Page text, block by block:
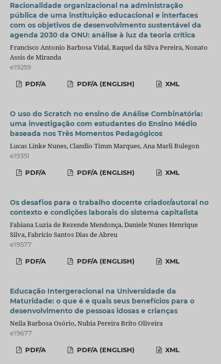
Racionalidade organizacional na administração
pública de uma instituição educacional e interfaces
com os objetivos de desenvolvimento sustentável da
agenda 2030 da ONU: análise à luz da teoria crítica
Francisco Antonio Barbosa Vidal, Raquel da Silva Pereira, Nonato
Assis de Miranda
e19259
PDF/A PDF/A (ENGLISH) XML
O uso do Scratch no ensino de Análise Combinatória:
uma investigação com estudantes do Ensino Médio
baseada nos Três Momentos Pedagógicos
Lucas Linke Nunes, Clandio Timm Marques, Ana Marli Bulegon
e19351
PDF/A PDF/A (ENGLISH) XML
Os desafios para o trabalho docente criador/autoral no
contexto e condições laborais do sistema capitalista
Fabiana Luzia de Rezende Mendonça, Daniele Nunes Henrique
Silva, Fabrício Santos Dias de Abreu
e19577
PDF/A PDF/A (ENGLISH) XML
Educação Intergeracional na Universidade da
Maturidade: o que é e quais seus benefícios para o
desenvolvimento de pessoas idosas e crianças
Neila Barbosa Osório, Nubia Pereira Brito Oliveira
e19677
PDF/A PDF/A (ENGLISH) XML